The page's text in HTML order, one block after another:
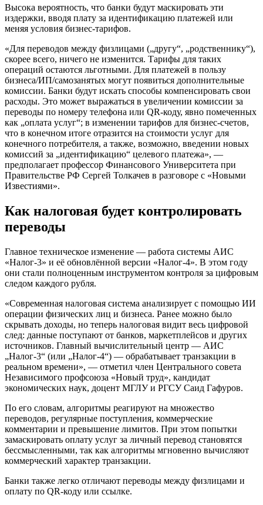
Высока вероятность, что банки будут маскировать эти
издержки, вводя плату за идентификацию платежей или
меняя условия бизнес-тарифов.
«Для переводов между физлицами („другу“, „родственнику“),
скорее всего, ничего не изменится. Тарифы для таких
операций остаются льготными. Для платежей в пользу
бизнеса/ИП/самозанятых могут появиться дополнительные
комиссии. Банки будут искать способы компенсировать свои
расходы. Это может выражаться в увеличении комиссии за
переводы по номеру телефона или QR-коду, явно помеченных
как „оплата услуг“; в изменении тарифов для бизнес-счетов,
что в конечном итоге отразится на стоимости услуг для
конечного потребителя, а также, возможно, введении новых
комиссий за „идентификацию“ целевого платежа», —
предполагает профессор Финансового Университета при
Правительстве РФ Сергей Толкачев в разговоре с «Новыми
Известиями».
Как налоговая будет контролировать
переводы
Главное техническое изменение — работа системы АИС
«Налог-3» и её обновлённой версии «Налог-4». В этом году
они стали полноценным инструментом контроля за цифровым
следом каждого рубля.
«Современная налоговая система анализирует с помощью ИИ
операции физических лиц и бизнеса. Ранее можно было
скрывать доходы, но теперь налоговая видит весь цифровой
след: данные поступают от банков, маркетплейсов и других
источников. Главный вычислительный центр — АИС
„Налог-3“ (или „Налог-4“) — обрабатывает транзакции в
реальном времени», — отметил член Центрального совета
Независимого профсоюза «Новый труд», кандидат
экономических наук, доцент МГЛУ и РГСУ Саид Гафуров.
По его словам, алгоритмы реагируют на множество
переводов, регулярные поступления, коммерческие
комментарии и превышение лимитов. При этом попытки
замаскировать оплату услуг за личный перевод становятся
бессмысленными, так как алгоритмы мгновенно вычисляют
коммерческий характер транзакции.
Банки также легко отличают переводы между физлицами и
оплату по QR-коду или ссылке.